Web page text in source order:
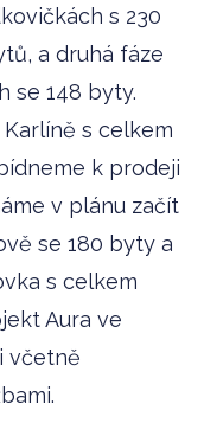
s 230
a druhá fáze
se 148 byty.
s celkem
k prodeji
v plánu začít
se 180 byty a
s celkem
Aura ve
včetně